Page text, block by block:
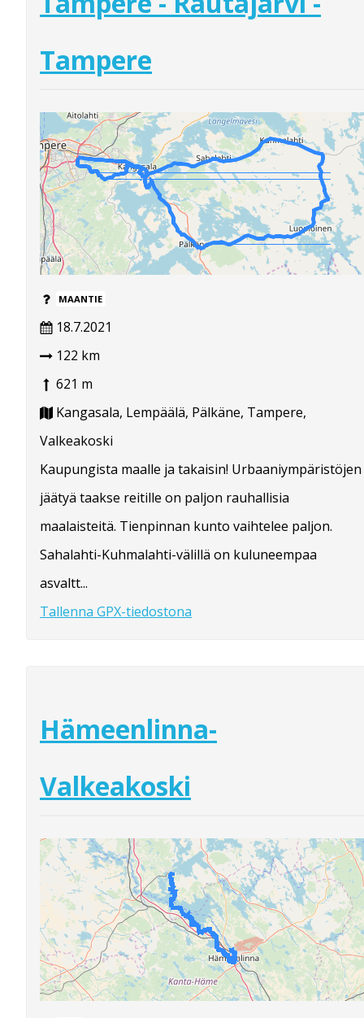
Tampere
MAANTIE
18.7.2021
122 km
621 m
Kangasala, Lempäälä, Pälkäne, Tampere,
Valkeakoski
Kaupungista maalle ja takaisin! Urbaaniympäristöjen
jäätyä taakse reitille on paljon rauhallisia
maalaisteitä. Tienpinnan kunto vaihtelee paljon.
Sahalahti-Kuhmalahti-välillä on kuluneempaa
asvaltt...
Tallenna GPX-tiedostona
Hämeenlinna-
Valkeakoski